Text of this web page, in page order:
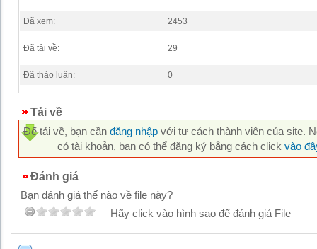
Đã xem: 2453
Đã tải về: 29
Đã thảo luận: 0
Tải về
Để tải về, bạn cần đăng nhập với tư cách thành viên của site.
có tài khoản, bạn có thể đăng ký bằng cách click vào
Đánh giá
Bạn đánh giá thế nào về file này?
Hãy click vào hình sao để đánh giá File